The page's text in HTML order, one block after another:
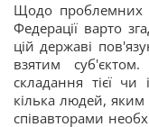
Щодо проблемних
Федерації варто
цій державі
взятим
складання тієї чи
кілька людей,
співавторами